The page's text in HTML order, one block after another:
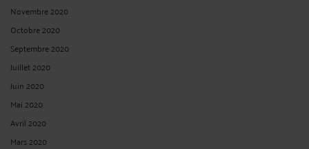
Novembre 2020
Octobre 2020
Septembre 2020
Juillet 2020
Juin 2020
Mai 2020
Avril 2020
Mars 2020